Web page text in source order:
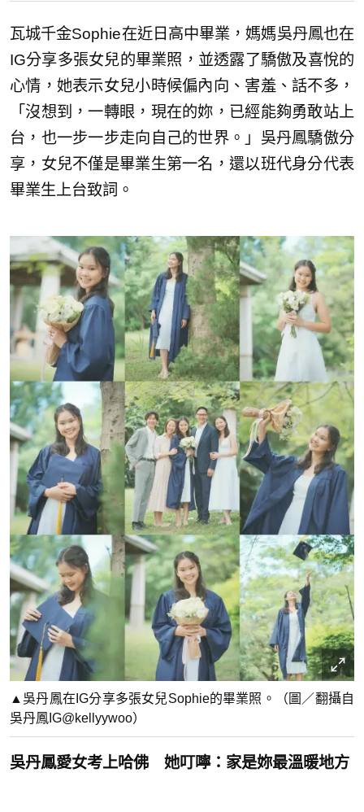
瓦城千金Sophie在近日高中畢業，媽媽吳丹鳳也在
IG分享多張女兒的畢業照，並透露了驕傲及喜悅的
心情，她表示女兒小時候偏內向、害羞、話不多，
「沒想到，一轉眼，現在的妳，已經能夠勇敢站上
台，也一步一步走向自己的世界。」吳丹鳳驕傲分
享，女兒不僅是畢業生第一名，還以班代身分代表
畢業生上台致詞。
▲吳丹鳳在IG分享多張女兒Sophie的畢業照。（圖／翻攝自
吳丹鳳IG@kellyywoo）
吳丹鳳愛女考上哈佛 她叮嚀：家是妳最溫暖地方